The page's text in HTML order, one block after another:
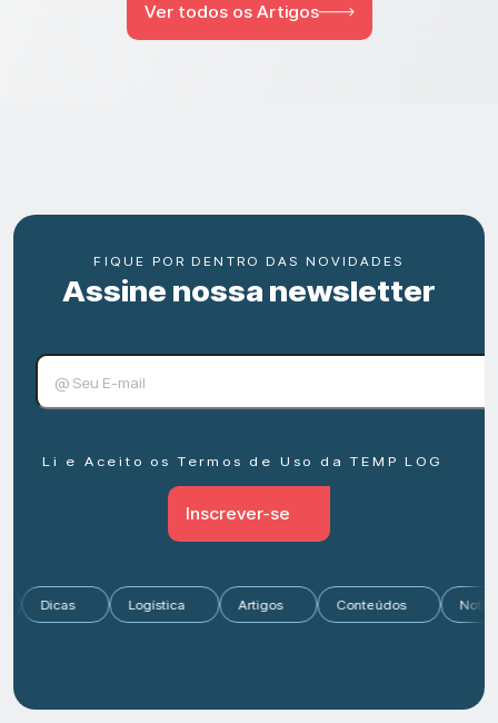
Ver todos os Artigos
FIQUE POR DENTRO DAS NOVIDADES
Assine nossa newsletter
Li e Aceito os Termos de Uso da TEMP LOG
Inscrever-se
Dicas Logística Artigos Conteúdos